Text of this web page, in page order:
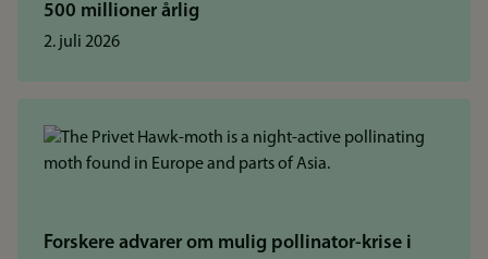
500 millioner årlig
2. juli 2026
Forskere advarer om mulig pollinator-krise i